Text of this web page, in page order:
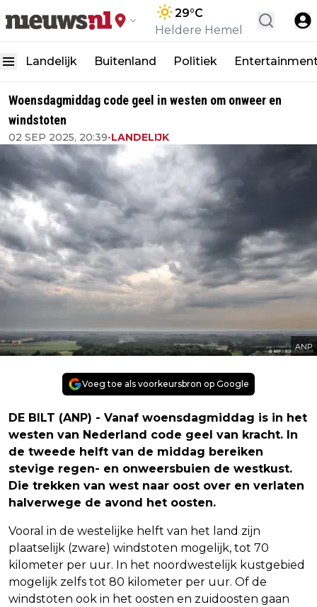
29°C
Heldere Hemel
Landelijk Buitenland Politiek
Woensdagmiddag code geel in westen om onweer en
windstoten
02 SEP 2025, 20:39•LANDELIJK
ANP
Voeg toe als voorkeursbron op Google
DE BILT (ANP) - Vanaf woensdagmiddag is in het
westen van Nederland code geel van kracht. In
de tweede helft van de middag bereiken
stevige regen- en onweersbuien de westkust.
Die trekken van west naar oost over en verlaten
halverwege de avond het oosten.
Vooral in de westelijke helft van het land zijn
plaatselijk (zware) windstoten mogelijk, tot 70
kilometer per uur. In het noordwestelijk kustgebied
mogelijk zelfs tot 80 kilometer per uur. Of de
windstoten ook in het oosten en zuidoosten gaan